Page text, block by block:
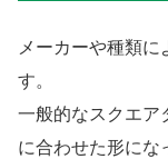
メーカーや種類に
す。
一般的なスクエア
に合わせた形にな